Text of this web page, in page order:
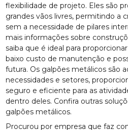
flexibilidade de projeto. Eles são
grandes vãos livres, permitindo a
sem a necessidade de pilares
mais informações sobre
saiba que é ideal para
baixo custo de manutenção e
futura. Os galpões metálicos são
necessidades e setores,
seguro e eficiente para as
dentro deles. Confira outras
galpões metálicos.
Procurou por empresa que faz